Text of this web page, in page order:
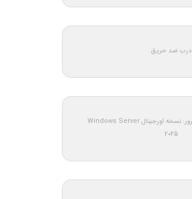
درب ضد حریق
خرید لایسنس ویندوز سرور: نسخه اورجینال Windows Server
2025